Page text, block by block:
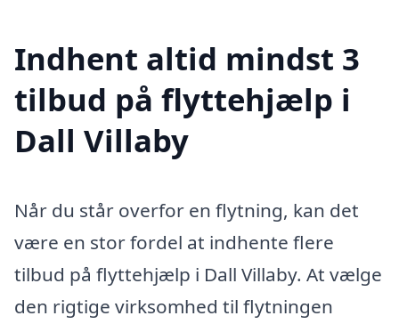
Indhent altid mindst 3
tilbud på flyttehjælp i
Dall Villaby
Når du står overfor en flytning, kan det
være en stor fordel at indhente flere
tilbud på flyttehjælp i Dall Villaby. At vælge
den rigtige virksomhed til flytningen